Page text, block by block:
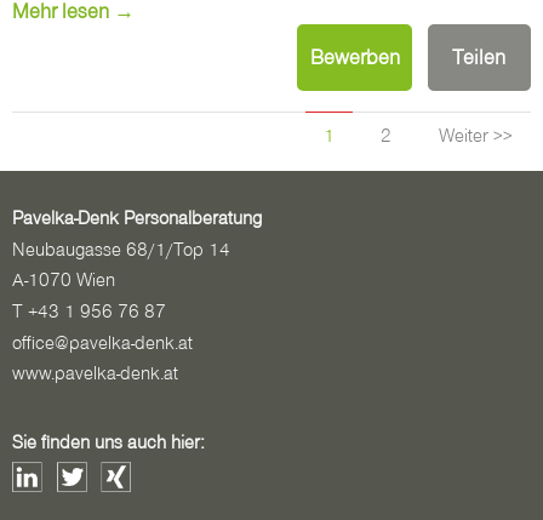
Mehr lesen →
Bewerben Teilen
1 2 Weiter >>
Pavelka-Denk Personalberatung
Neubaugasse 68/1/Top 14
A-1070 Wien
T +43 1 956 76 87
office@pavelka-denk.at
www.pavelka-denk.at
Sie finden uns auch hier: